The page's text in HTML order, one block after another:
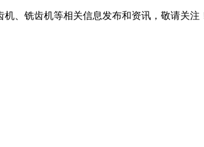
、铣齿机等相关信息发布和资讯，敬请关注